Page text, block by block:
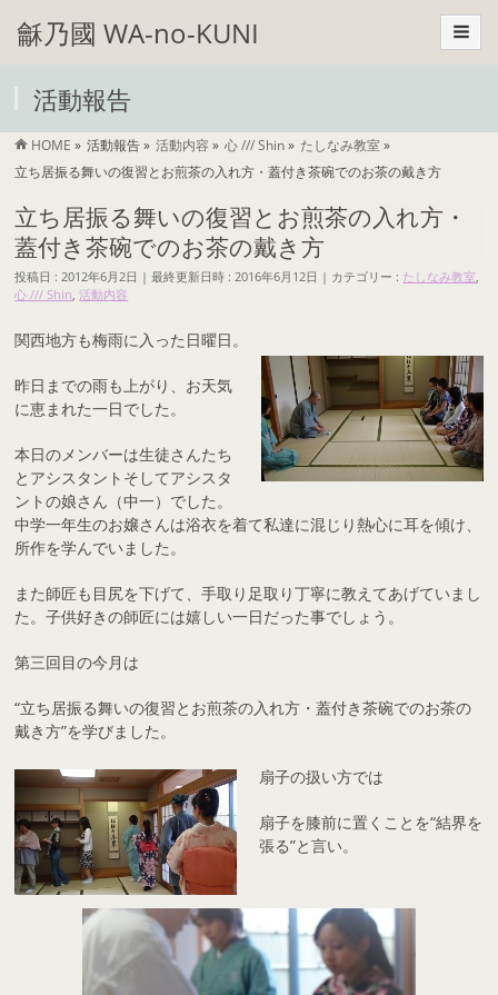
龢乃國 WA-no-KUNI
活動報告
HOME » 活動報告» 活動内容 » 心 /// Shin» たしなみ教室»
立ち居振る舞いの復習とお煎茶の入れ方・蓋付き茶碗でのお茶の戴き方
立ち居振る舞いの復習とお煎茶の入れ方・
蓋付き茶碗でのお茶の戴き方
投稿日 : 2012年6月2日 最終更新日時 : 2016年6月12日 カテゴリー : たしなみ教室,
心 /// Shin,活動内容
関西地方も梅雨に入った日曜日。
昨日までの雨も上がり、お天気
に恵まれた一日でした。
本日のメンバーは生徒さんたち
とアシスタントそしてアシスタ
ントの娘さん（中一）でした。
中学一年生のお嬢さんは浴衣を着て私達に混じり熱心に耳を傾け、
所作を学んでいました。
また師匠も目尻を下げて、手取り足取り丁寧に教えてあげていまし
た。子供好きの師匠には嬉しい一日だった事でしょう。
第三回目の今月は
“立ち居振る舞いの復習とお煎茶の入れ方・蓋付き茶碗でのお茶の
戴き方”を学びました。
扇子の扱い方では
扇子を膝前に置くことを“結界を
張る”と言い。